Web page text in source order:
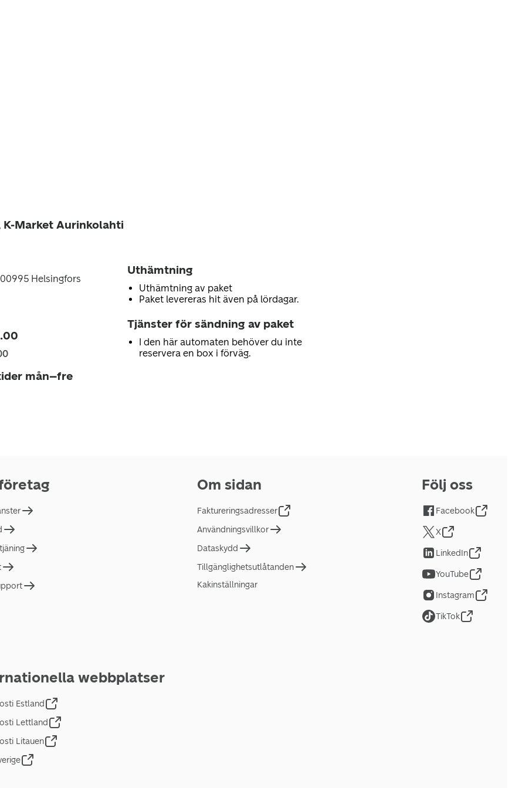
K-Market Aurinkolahti
Helsingfors
mån–fre
Uthämtning
Uthämtning av paket
Paket levereras hit även på lördagar.
Tjänster för sändning av paket
I den här automaten behöver du inte
reservera en box i förväg.
Om sidan
Faktureringsadresser
Användningsvillkor
Dataskydd
Tillgänglighetsutlåtanden
Kakinställningar
webbplatser
Estland
Lettland
Litauen
Följ oss
Facebook
X
LinkedIn
YouTube
Instagram
TikTok